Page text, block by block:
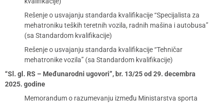
Rešenje o usvajanju standarda kvalifikacije “Specijalista za
mehatroniku teških teretnih vozila, radnih mašina i autobusa”
(sa Standardom kvalifikacije)
Rešenje o usvajanju standarda kvalifikacije “Tehničar
mehatronike vozila” (sa Standardom kvalifikacije)
“Sl. gl. RS – Međunarodni ugovori”, br. 13/25 od 29. decembra
2025. godine
Memorandum o razumevanju između Ministarstva sporta